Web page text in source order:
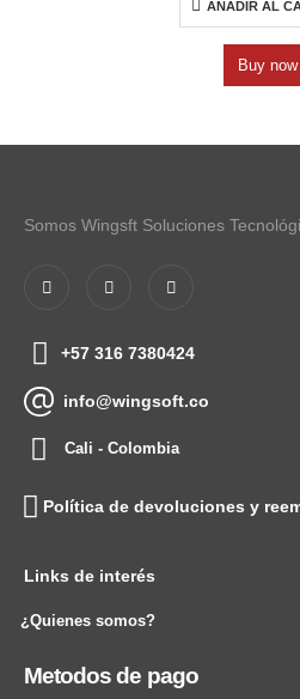
AÑADIR AL
Buy now
Somos Wingsft Soluciones
+57 316 7380424
info@wingsoft.co
Cali - Colombia
Política de devoluciones y
Links de interés
¿Quienes somos?
Metodos de pago